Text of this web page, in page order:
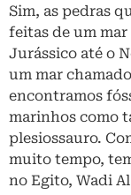
Sim, as pedras
feitas de um
Jurássico até o
um mar
encontramos
marinhos como
plesiossauro.
muito tempo,
no Egito, Wadi